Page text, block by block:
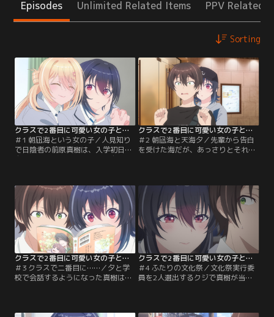
Episodes Unlimited Related Items PPV Related
Sorting
クラスで2番目に可愛い女の子と友だちになった 第01話
＃1 朝凪海という女の子／人見知り
で日陰者の前原真樹は、入学初日の
自己紹介で早速失敗。そんな自分と
として眺めていた。友達もできない
まま1学期を過ごした真樹だった
が、ある日訪れたレンタルビデオ店
で、「クラスで2番目に可愛い」と
噂される海に本当の自己紹介カード
を渡される。
クラスで2番目に可愛い女の子と友だちになった 第02話
＃2 朝凪海と天海夕／先輩から告白
を受けた海だが、あっさりとそれを
の放課後、約束通り真樹と海は街に
出かけ楽しく過ごしていたところ、
海がいないあいだに他のグループで
遊んでいた夕と新奈に真樹が遭遇。
2人の秘密の関係がバレないように
ふるまう真樹に対し…。
クラスで2番目に可愛い女の子と友だちになった 第03話
＃3 クラスで二番目に……／夕と学
校で会話するようになった真樹は、
クラスで2番目に可愛い女の子と友だちになった 第04話
＃4 ふたりの文化祭／文化祭実行委
員を2人選出するクジで真樹が当た